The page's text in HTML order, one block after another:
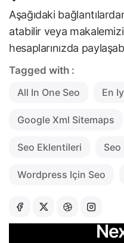
Aşağıdaki
atabilir veya
hesaplarınızda
Tagged with :
All In One Seo
En
Google Xml Sitemaps
Seo Eklentileri Seo
Wordpress Için Seo